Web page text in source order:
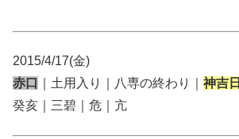
2015/4/17(金)
赤口
｜土用入り｜八専の終わり｜ 神吉日
癸亥｜三碧｜危｜亢